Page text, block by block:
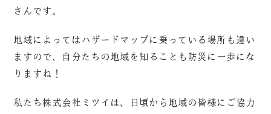
さんです。
地域によってはハザードマップに乗っている場所も違い
ますので、自分たちの地域を知ることも防災に一歩にな
りますね！
私たち株式会社ミツイは、日頃から地域の皆様にご協力